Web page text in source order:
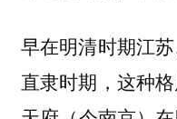
早在明清时期江
直隶时期，这种